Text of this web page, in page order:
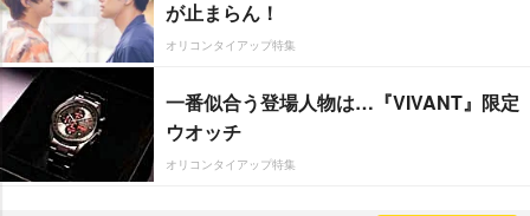
が止まらん！
オリコンタイアップ特集
一番似合う登場人物は…『VIVANT』限定
ウオッチ
オリコンタイアップ特集